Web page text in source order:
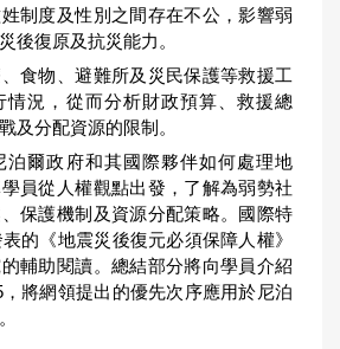
制度及性別之間存在不公，影響弱
後復原及抗災能力。
食物、避難所及災民保護等救援工
情況，從而分析財政預算、救援總
及分配資源的限制。
泊爾政府和其國際夥伴如何處理地
員從人權觀點出發，了解為弱勢社
保護機制及資源分配策略。國際特
的《地震災後復元必須保障人權》
輔助閱讀。總結部分將向學員介紹
將網領提出的優先次序應用於尼泊